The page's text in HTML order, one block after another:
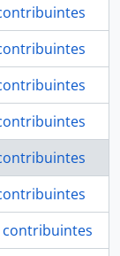
contribuintes